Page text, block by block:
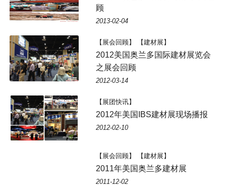
顾
2013-02-04
【展会回顾】 【建材展】
2012美国奥兰多国际建材展览会
之展会回顾
2012-03-14
【展团快讯】
2012年美国IBS建材展现场播报
2012-02-10
【展会回顾】 【建材展】
2011年美国奥兰多建材展
2011-12-02